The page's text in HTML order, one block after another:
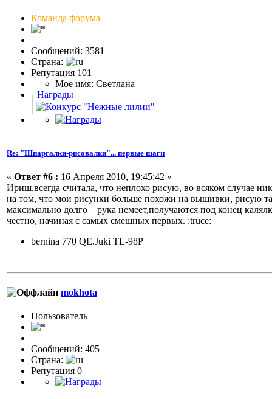
Команда форума
Сообщений: 3581
Страна:
Репутация 101
Мое имя: Светлана
Награды
Re: "Шпаргалки-рисовалки"... первые шаги
« Ответ #6 : 16 Апреля 2010, 19:45:42 »
Ириш,всегда считала, что неплохо рисую, во всяком случае
на том, что мои рисунки больше похожи на вышивки, рисую
максимально долго рука немеет,получаются под конец
честно, начиная с самых смешных первых. :truce:
bernina 770 QE.Juki TL-98P
mokhota
Пользовaтeль
Сообщений: 405
Страна:
Репутация 0